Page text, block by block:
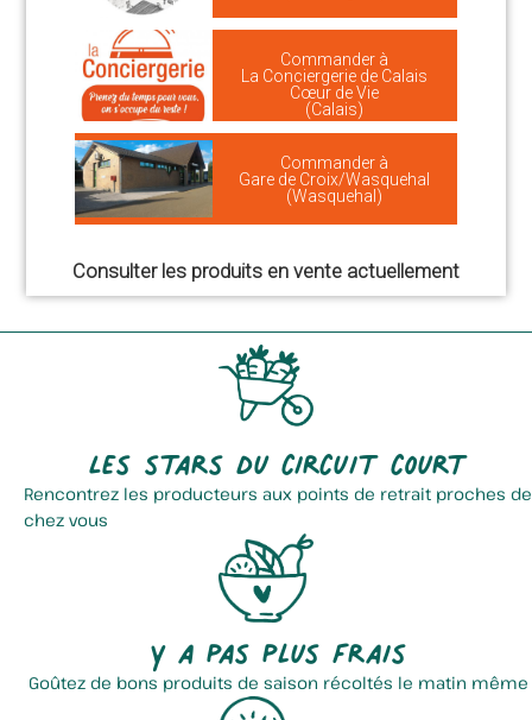
Commander à
La Conciergerie de Calais
Cœur de Vie
(Calais)
Commander à
Gare de Croix/Wasquehal
(Wasquehal)
Consulter les produits en vente actuellement
Les stars du circuit court
Rencontrez les producteurs aux points de retrait proches de
chez vous
Y a pas plus frais
Goûtez de bons produits de saison récoltés le matin même